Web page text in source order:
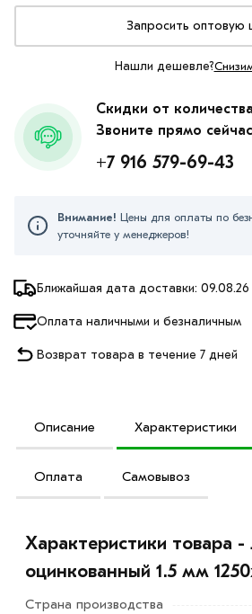
Ближайшая дата доставки: 09.08.26
Оплата наличными и безналичным
Возврат товара в течение 7 дней
Запросить оптовую
Нашли дешевле?
Скидки от количества
Звоните прямо
+7 916 579-69-43
Внимание! Цены для оплаты по
уточняйте у менеджеров!
Описание Характеристики
Оплата Самовывоз
Характеристики товара -
оцинкованный 1.5 мм
Страна производства